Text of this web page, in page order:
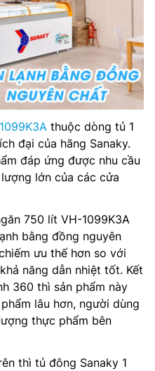
thuộc dòng tủ 1
đại của hãng Sanaky.
đáp ứng được nhu cầu
lớn của các cửa
750 lít VH-1099K3A
bằng đồng nguyên
ưu thế hơn so với
năng dẫn nhiệt tốt. Kết
360 thì sản phẩm này
lâu hơn, người dùng
thực phẩm bên
thì tủ đông Sanaky 1